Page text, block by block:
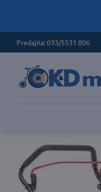
Predajňa: 033/5531 806